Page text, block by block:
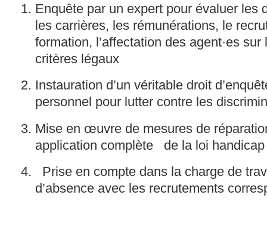
Enquête par un expert pour évaluer les
les carrières, les rémunérations, le
formation, l’affectation des agent·es sur
critères légaux
Instauration d’un véritable droit
personnel pour lutter contre les
Mise en œuvre de mesures de
application complète de la loi handicap
Prise en compte dans la charge de
d’absence avec les recrutements